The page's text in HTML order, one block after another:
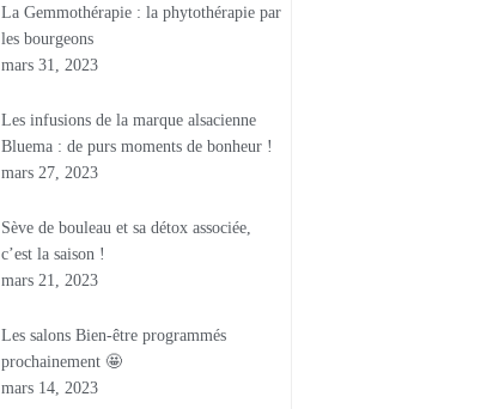
La Gemmothérapie : la phytothérapie par
les bourgeons
mars 31, 2023
Les infusions de la marque alsacienne
Bluema : de purs moments de bonheur !
mars 27, 2023
Sève de bouleau et sa détox associée,
c’est la saison !
mars 21, 2023
Les salons Bien-être programmés
prochainement 🤩
mars 14, 2023